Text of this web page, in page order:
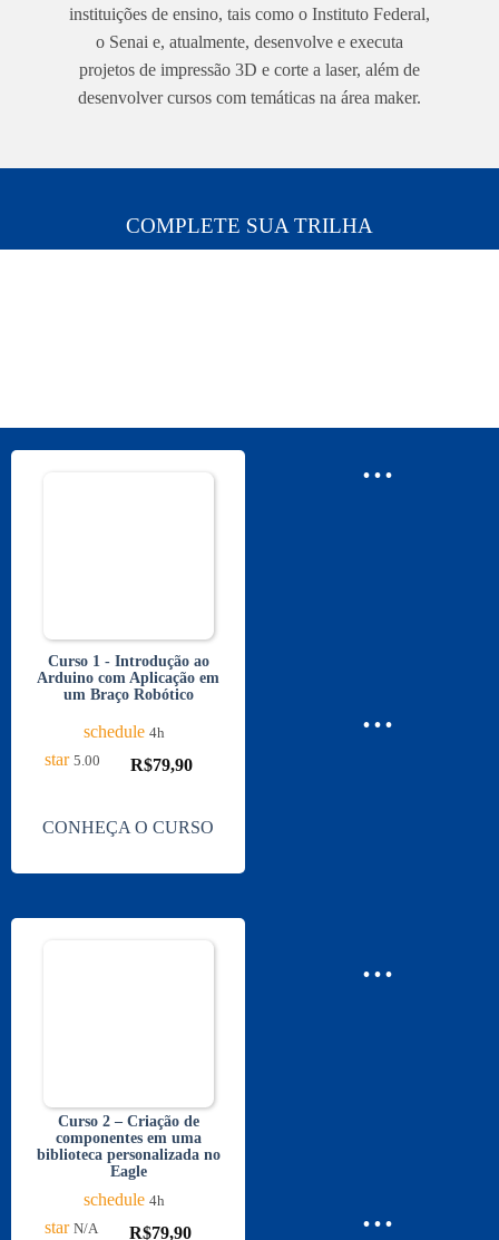
instituições de ensino, tais como o Instituto Federal,
o Senai e, atualmente, desenvolve e executa
projetos de impressão 3D e corte a laser, além de
desenvolver cursos com temáticas na área maker.
COMPLETE SUA TRILHA
Curso 1 - Introdução ao
Arduino com Aplicação em
um Braço Robótico
schedule 4h
star 5.00 R$79,90
CONHEÇA O CURSO
...
Curso 2 – Criação de
componentes em uma
biblioteca personalizada no
Eagle
schedule 4h
star N/A R$79,90
...
...
...